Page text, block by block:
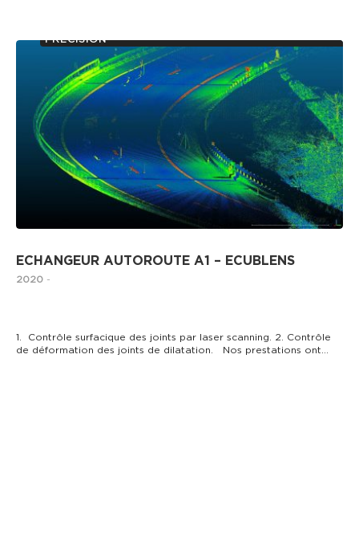
PRÉCISION
ECHANGEUR AUTOROUTE A1 – ECUBLENS
2020 -
1. Contrôle surfacique des joints par laser scanning. 2. Contrôle
de déformation des joints de dilatation. Nos prestations ont…